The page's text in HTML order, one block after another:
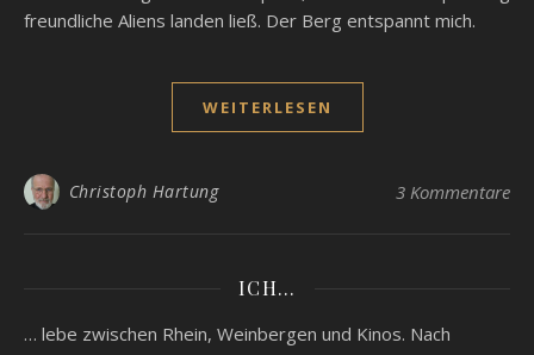
freundliche Aliens landen ließ. Der Berg entspannt mich.
WEITERLESEN
Christoph Hartung 3 Kommentare
ICH…
… lebe zwischen Rhein, Weinbergen und Kinos. Nach